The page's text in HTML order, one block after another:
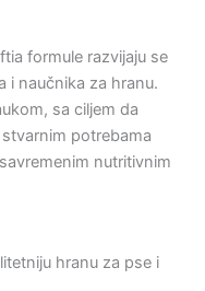
formule razvijaju se
i naučnika za hranu.
sa ciljem da
potrebama
nutritivnim
hranu za pse i